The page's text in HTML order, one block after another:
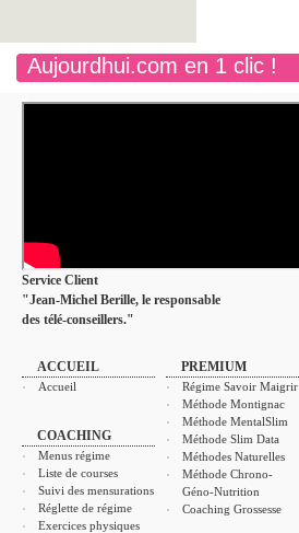
Aujourdhui.com en 1 clic !
Service Client
"Jean-Michel Berille, le responsable
des télé-conseillers."
ACCUEIL
Accueil
COACHING
Menus régime
Liste de courses
Suivi des mensurations
Réglette de régime
Exercices physiques
PREMIUM
Régime Savoir Maigrir
Méthode Montignac
Méthode MentalSlim
Méthode Slim Data
Méthodes Naturelles
Méthode Chrono-
Géno-Nutrition
Coaching Grossesse